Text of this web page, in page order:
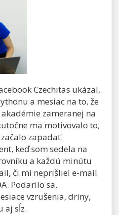
Czechitas ukázal,
a mesiac na to, že
zameranej na
ma motivovalo to,
zapadať.
keď som sedela na
a každú minútu
či mi neprišliel e-mail
Podarilo sa.
vzrušenia, driny,
aj sĺz.